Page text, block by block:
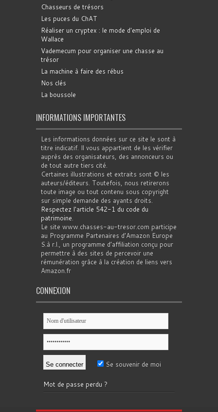
Chasseurs de trésors
Les puces du ChAT
Réaliser un cryptex : le mode d'emploi de
Wallace
Vademecum pour organiser une chasse au
trésor
La machine à faire des rébus
Nos clés
La boussole
INFORMATIONS IMPORTANTES
Les informations données sur ce site le sont à
titre indicatif. Il vous appartient de les vérifier
auprès des organisateurs, des annonceurs ou
de tout autre tiers cité.
Certaines illustrations et extraits sont © les
auteurs/éditeurs. Toutefois, nous retirerons
toute image ou tout contenu sous copyright
sur simple demande des ayants droits.
Respectez l'article 542-1 du code du
patrimoine.
Le site www.chasses-au-tresor.com participe
au Programme Partenaires d’Amazon Europe
S.à r.l., un programme d’affiliation conçu pour
permettre à des sites de percevoir une
rémunération grâce à la création de liens vers
Amazon.fr
CONNEXION
Se souvenir de moi
Mot de passe perdu ?